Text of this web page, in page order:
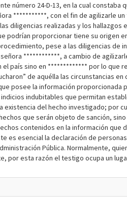
número 24-D-13, en la cual
***********, con el fin de agilizarle
diligencias realizadas y los
podrían proporcionar tiene su origen
pese a las diligencias
************, a cambio de
país sino en ************* por lo que
de aquélla las circunstancias
posee la información
indubitables que permitan
del hecho investigado; por
que serán objeto de sanción,
contenidos en la información
es esencial la declaración de
Pública. Normalmente,
esta razón el testigo ocupa un